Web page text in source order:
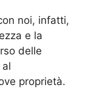
noi, infatti,
e la
delle
proprietà.